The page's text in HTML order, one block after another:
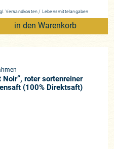
Versandkosten / Lebensmittelangaben
in den Warenkorb
Noir“, roter sortenreiner
(100% Direktsaft)